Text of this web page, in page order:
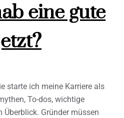
eine gute
starte ich meine Karriere als
To-dos, wichtige
Gründer müssen